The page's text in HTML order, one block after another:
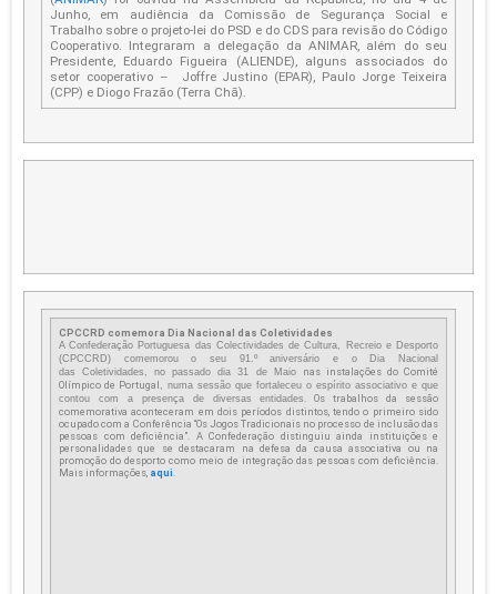
Junho, em audiência da Comissão de Segurança Social e
Trabalho sobre o projeto-lei do PSD e do CDS para revisão do Código
Cooperativo. Integraram a delegação da ANIMAR, além do seu
Presidente, Eduardo Figueira (ALIENDE), alguns associados do
setor cooperativo – Joffre Justino (EPAR), Paulo Jorge Teixeira
(CPP) e Diogo Frazão (Terra Chã).
CPCCRD comemora Dia Nacional das Coletividades
A Confederação Portuguesa das Colectividades de Cultura, Recreio e Desporto
(CPCCRD) comemorou o seu 91.º aniversário e o Dia Nacional
das Coletividades, no passado dia 31 de Maio
nas instalações do Comité
Olímpico de Portugal , numa sessão que fortaleceu o espírito associativo e que
contou com a presença de diversas entidades . Os trabalhos da sessão
comemorativa aconteceram em dois períodos distintos, tendo o primeiro sido
ocupado com a Conferência “Os Jogos Tradicionais no processo de inclusão das
pessoas com deficiência”. A Confederação distinguiu ainda instituições e
personalidades que se destacaram na defesa da causa associativa ou na
promoção do desporto como meio de integração das pessoas com deficiência.
Mais informações, aqui.